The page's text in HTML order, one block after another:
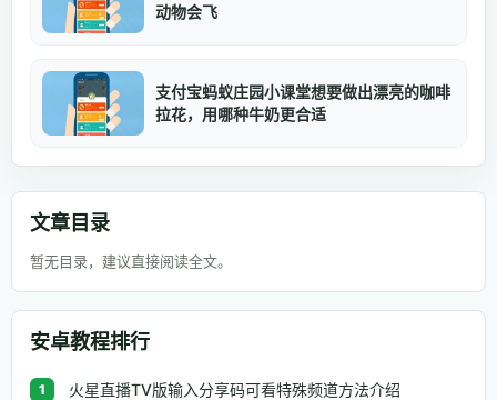
动物会飞
支付宝蚂蚁庄园小课堂想要做出漂亮的咖啡
拉花，用哪种牛奶更合适
文章目录
暂无目录，建议直接阅读全文。
安卓教程排行
1 火星直播TV版输入分享码可看特殊频道方法介绍